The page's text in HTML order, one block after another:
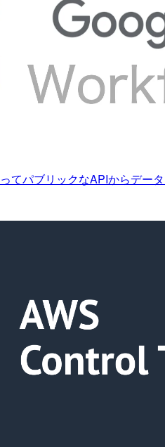
てパブリックなAPIからデー